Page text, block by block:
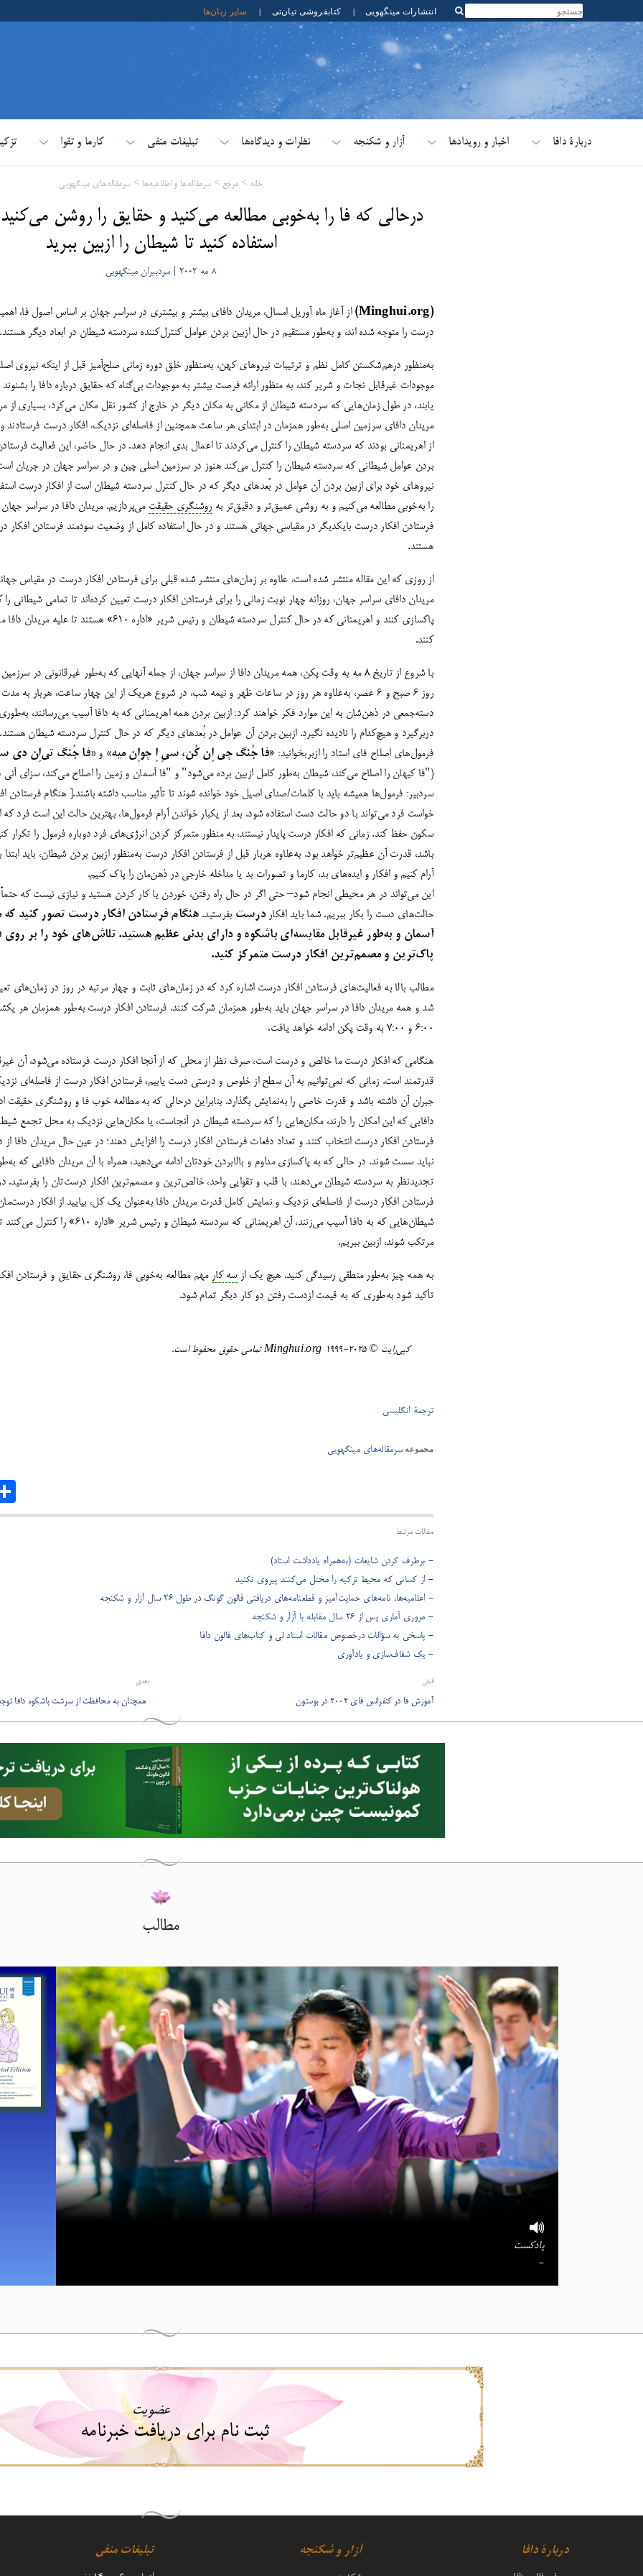
انتشارات مینگهویی | کتابفروشی تیان‌تی | سایر زبان‌ها
دربارۀ دافا اخبار و رویدادها آزار و شکنجه نظرات و دیدگاه‌ها تبلیغات منفی کارما و تقوا
خانه > مرجع > سرمقاله‌ها و اطلاعیه‌ها > سرمقاله‌های مینگهویی
​درحالی که فا را به‌خوبی مطالعه می‌کنید و حقایق را روشن
استفاده کنید تا شیطان را ازبین ببرید
8 مه 2002 | سردبیران مینگهویی
(Minghui.org)
از آغاز ماه آوریل امسال، مریدان دافای بیشتر و بیشتری در سراسر جهان بر اساس اصول فا،
درست را متوجه شده اند، و به‌طور مستقیم در حال ازبین بردن عوامل کنترل‌کننده سردسته شیطان در ابعاد دیگر هستند.
به‌منظور درهم‌شکستن کامل نظم و ترتیبات نیروهای کهن، به‌منظور خلق دوره زمانی صلح‌آمیز قبل از اینکه نیروی
موجودات غیرقابل نجات و شریر کند، به منظور ارائه فرصت بیشتر به موجودات بی‌گناه که حقایق درباره دافا را
یابند، در طول زمان‌هایی که سردسته شیطان از مکانی به مکان دیگر در خارج از کشور نقل مکان می‌کرد، بسیاری از
مریدان دافای سرزمین اصلی به‌طور همزمان در ابتدای هر ساعت همچنین از فاصله‌ای نزدیک، افکار درست فرستادند
از اهریمنانی بودند که سردسته شیطان را کنترل می‌کردند تا اعمال بدی انجام دهد. در حال حاضر، این فعالیت
بردن عوامل شیطانی که سردسته شیطان را کنترل می‌کند هنوز در سرزمین اصلی چین و در سراسر جهان در جریان
نیروهای خود برای ازبین بردن آن عوامل در بُعدهای دیگر که در حال کنترل سردسته شیطان است از افکار درست
را به‌خوبی مطالعه می‌کنیم و به روشی عمیق‌تر و دقیق‌تر به روشنگری حقیقت می‌پردازیم. مریدان دافا در سراسر
فرستادن افکار درست بایکدیگر در مقیاسی جهانی هستند و در حال استفاده کامل از وضعیت سودمند فرستادن افکار
هستند.
از روزی که این مقاله منتشر شده است، علاوه بر زمان‌های منتشر شده قبلی برای فرستادن افکار درست در مقیاس
مریدان دافای سراسر جهان، روزانه چهار نوبت زمانی را برای فرستادن افکار درست تعیین کرده‌اند تا تمامی شیطانی را
پاکسازی کنند و اهریمنانی که در حال کنترل سردسته شیطان و رئیس شریر
کنند.
با شروع از تاریخ 8 مه به وقت پکن، همه مریدان دافا از سراسر جهان، از جمله آنهایی که به‌طور غیرقانونی در
دسته‌‌جمعی در ذهن‌شان به این موارد فکر خواهند کرد: ازبین بردن همه اهریمنانی که به دافا آسیب می‌رسانند،
دربرگیرد و هیچ‌کدام را نادیده نگیرد. ازبین بردن آن عوامل در بُعدهای دیگر که در حال کنترل سردسته شیطان هستند.
فرمول‌های اصلاح فای استاد را ازبربخوانید: «فا جُنگ چی اِن کُن، سیِ اِ چواِن میه» و «فا جُنگ تی‌اِن دی
("فا کیهان را اصلاح می‌کند، شیطان به‌طور کامل ازبین برده می‌شود" و "فا آسمان و زمین را اصلاح می‌کند، سزای
سردبیر: فرمول‌ها همیشه باید با کلمات/صدای اصیل خود خوانده شوند تا تأثیر مناسب داشته باشند.[ هنگام فرستادن
خواست فرد می‌تواند با دو حالت دست استفاده شود. بعد از یکبار خواندن آرام فرمول‌ها، بهترین حالت این است فرد که
سکون حفظ کند. زمانی که افکار درست پایدار نیستند، به منظور متمرکز کردن انرژی‌های فرد دوباره فرمول را تکرار
آرام کنیم و افکار و ایده‌های بد، کارما و تصورات بد یا مداخله خارجی در ذهن‌مان را پاک کنیم.
این می‌تواند در هر محیطی انجام شود– حتی اگر در حال راه رفتن، خوردن یا کار کردن هستید و نیازی نیست که
حالت‌های دست را بکار ببریم. شما باید افکاردرست بفرستید. هنگام فرستادن افکار درست تصور کنید که
آسمان و به‌طور غیرقابل مقایسه‌ای باشکوه و دارای بدنی عظیم هستید. تلاش‌های خود را بر روی
پاک‌ترین و مصمم‌ترین افکار درست متمرکز کنید.
مطالب بالا به فعالیت‌های فرستادن افکار درست اشاره کرد که در زمان‌های ثابت و چهار مرتبه در روز در زمان‌های
6:00 و 7:00 به وقت پکن ادامه خواهد یافت.
هنگامی که افکار درست ما خالص و درست است، صرف نظر از محلی که از آنجا افکار درست فرستاده می‌شود، آن
قدرتمند است. زمانی که نمی‌توانیم به آن سطح از خلوص و درستی دست یابیم، فرستادن افکار درست از فاصله‌ای
جبران آن داشته باشد و قدرت خاصی را به‌نمایش بگذارد. بنابراین درحالی که به مطالعه خوب فا و روشنگری حقیقت
دافایی که این امکان را دارند، مکان‌هایی را که سردسته شیطان در آنجاست، یا مکان‌هایی نزدیک به محل تجمع
فرستادن افکار درست انتخاب کنند و تعداد دفعات فرستادن افکار درست را افزایش دهند؛ در عین حال مریدان دافا
نباید سست شوند. در حالی که به پاکسازی مداوم و بالابردن خودتان ادامه می‌دهید، همراه با آن مریدان دافایی که
تجدیدنظر به سردسته شیطان می‌دهند، با قلب و تقوایی واحد، خالص‌ترین و مصمم‌ترین افکار درست‌تان را بفرستید.
فرستادن افکار درست از فاصله‌ای نزدیک و نمایش کامل قدرت مریدان دافا به‌عنوان یک کل، بیایید از افکار
شیطان‌هایی که به دافا آسیب می‌زنند، آن اهریمنانی که
مرتکب شوند، ازبین ببریم.
به همه چیز به‌طور منطقی رسیدگی کنید. هیچ یک ازسه کار مهم مطالعه به‌خوبی فا، روشنگری حقایق و فرستادن
تأکید شود به‌طوری که به قیمت ازدست رفتن دو کار دیگر تمام شود.
کپی‌رایت ©️ ٢٠٢٥-١٩٩٩ Minghui.org تمامی حقوق محفوظ است.
ترجمۀ انگلیسی
مجموعهسرمقاله‌های مینگهویی
مقالات مرتبط
- برطرف کردن شایعات (به‌همراه یادداشت استاد)
- از کسانی که محیط تزکیه را مختل می‌کنند پیروی نکنید
- اعلامیه‌ها، نامه‌های حمایت‌آمیز و قطعنامه‌های دریافتی فالون گونگ در طول ۲۶ سال آزار و شکنجه
- مروری آماری پس از ۲۶ سال مقابله با آزار و شکنجه
- پاسخی به سؤالات درخصوص مقالات استاد لی و کتاب‌های فالون دافا
- یک شفاف‌سازی و یادآوری
قبلی
آموزش فا در کنفرانس فای ۲۰۰۲ در بوستون
بعدی
همچنان به محافظت از سرشت باشکوه دافا
مطالب
پادکست
-
عضویت
ثبت نام برای دریافت خبرنامه
دربارۀ دافا آزار و شکنجه تبلیغات منفی